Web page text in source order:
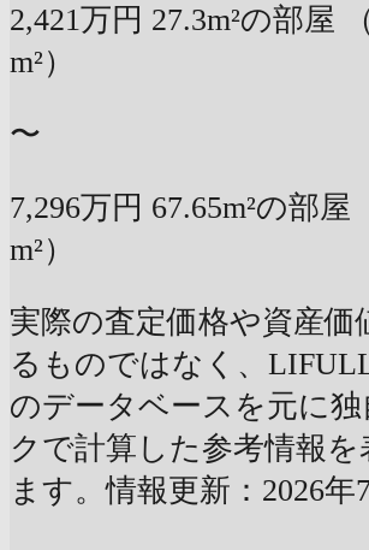
2,421万円 27.3m²の部屋
m²）
〜
7,296万円 67.65m²の部屋
m²）
実際の査定価格や資産価
るものではなく、
のデータベースを元に独
クで計算した参考情報
ます。情報更新：2026年